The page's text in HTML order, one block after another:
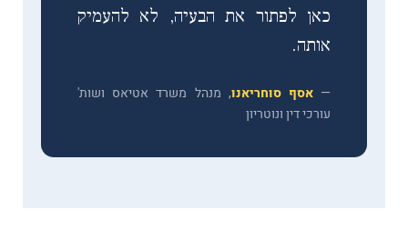
כאן לפתור את הבעיה, לא להעמיק
אותה.
—אסף סוחריאנו, מנהל משרד אטיאס ושות'
עורכי דין ונוטריון